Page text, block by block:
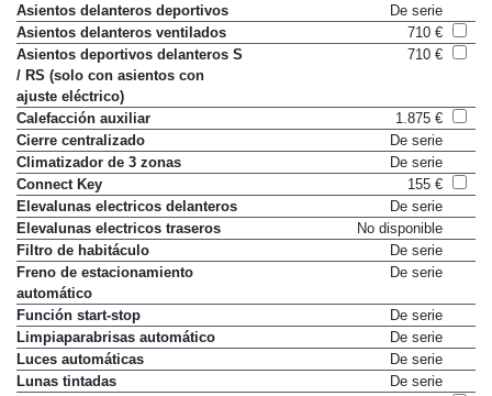
Asientos delanteros deportivos
De serie
Asientos delanteros ventilados
710 €
Asientos deportivos delanteros S
/ RS (solo con asientos con
ajuste eléctrico)
710 €
Calefacción auxiliar
1.875 €
Cierre centralizado
De serie
Climatizador de 3 zonas
De serie
Connect Key
155 €
Elevalunas electricos delanteros
De serie
Elevalunas electricos traseros
No disponible
Filtro de habitáculo
De serie
Freno de estacionamiento
automático
De serie
Función start-stop
De serie
Limpiaparabrisas automático
De serie
Luces automáticas
De serie
Lunas tintadas
De serie